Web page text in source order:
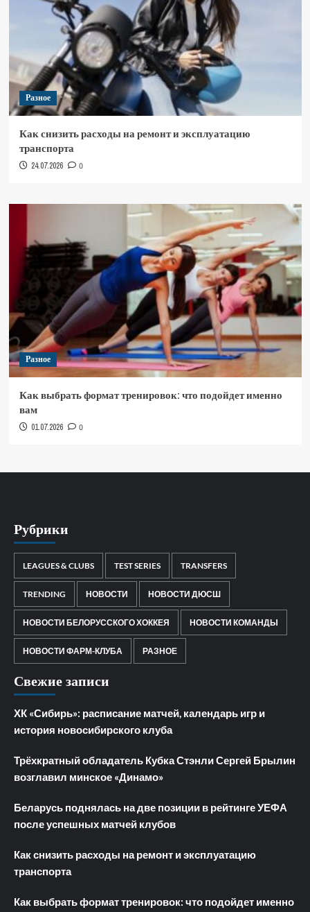
Разное
Как снизить расходы на ремонт и эксплуатацию
транспорта
24.07.2026 0
Разное
Как выбрать формат тренировок: что подойдет именно
вам
01.07.2026 0
Рубрики
LEAGUES & CLUBS TEST SERIES TRANSFERS
TRENDING НОВОСТИ НОВОСТИ ДЮСШ
НОВОСТИ БЕЛОРУССКОГО ХОККЕЯ НОВОСТИ КОМАНДЫ
НОВОСТИ ФАРМ-КЛУБА РАЗНОЕ
Свежие записи
ХК «Сибирь»: расписание матчей, календарь игр и
история новосибирского клуба
Трёхкратный обладатель Кубка Стэнли Сергей Брылин
возглавил минское «Динамо»
Беларусь поднялась на две позиции в рейтинге УЕФА
после успешных матчей клубов
Как снизить расходы на ремонт и эксплуатацию
транспорта
Как выбрать формат тренировок: что подойдет именно